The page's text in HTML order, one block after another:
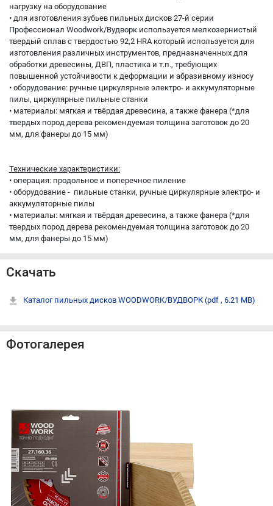
нагрузку на оборудование
• для изготовления зубьев пильных дисков 27-й серии
Профессионал Woodwork/Вудворк используется мелкозернистый
твердый сплав с твердостью 92,2 HRA который используется для
изготовления различных инструментов, предназначенных для
обработки древесины, ДВП, пластика и т.п., требующих
повышенной устойчивости к деформации и абразивному износу
• оборудование: ручные циркулярные электро- и аккумуляторные
пилы, циркулярные пильные станки
• материалы: мягкая и твёрдая древесина, а также фанера (*для
твердых пород дерева рекомендуемая толщина заготовок до 20
мм, для фанеры до 15 мм)
Технические характеристики:
• операция: продольное и поперечное пиление
• оборудование - пильные станки, ручные циркулярные электро- и
аккумуляторные пилы
• материалы: мягкая и твёрдая древесина, а также фанера (*для
твердых пород дерева рекомендуемая толщина заготовок до 20
мм, для фанеры до 15 мм)
Скачать
Каталог пильных дисков WOODWORK/ВУДВОРК (pdf , 6.21 MB)
Фотогалерея